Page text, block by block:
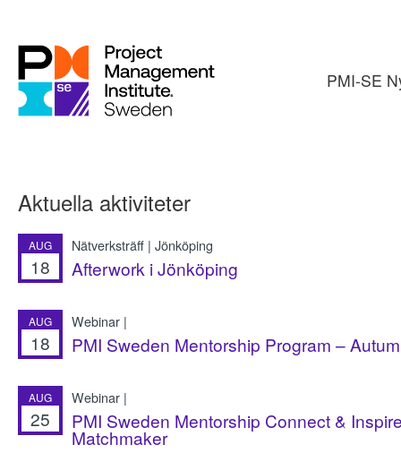
PMI-SE
Aktuella aktiviteter
AUG
18
Nätverksträff | Jönköping
Afterwork i Jönköping
AUG
18
Webinar |
PMI Sweden Mentorship Program –
AUG
25
Webinar |
PMI Sweden Mentorship Connect &
Matchmaker